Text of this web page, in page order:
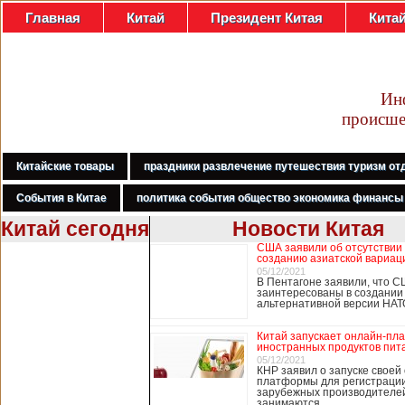
Главная Китай Президент Китая
Китайские товары праздники развлечение путешествия туризм
События в Китае политика события общество экономика финансы
Китай сегодня Новости Китая
США заявили об отсутствии
созданию азиатской
05/12/2021
В Пентагоне заявили, что
заинтересованы в создании
альтернативной версии
Китай запускает онлайн-
иностранных продуктов
05/12/2021
КНР заявил о запуске
платформы для
зарубежных